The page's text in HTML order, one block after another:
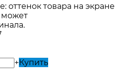
оттенок товара на экране
может
+Купить